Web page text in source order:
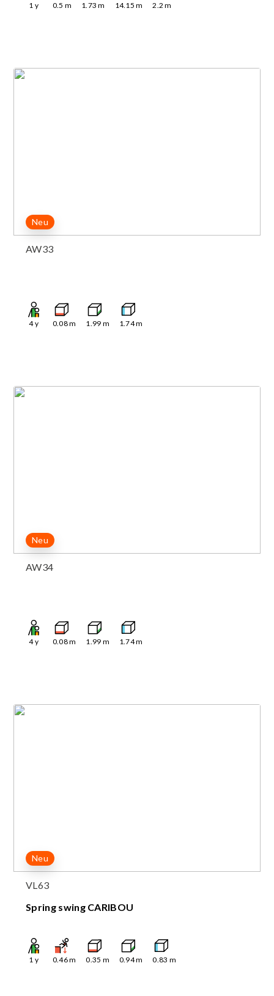
1 y 0.5 m 1.73 m 14.15 m 2.2 m
Neu
AW33
4y 0.08m 1.99 m 1.74m
Neu
AW34
4y 0.08m 1.99 m 1.74m
Neu
VL63
Spring swing CARIBOU
1 y 0.46m 0.35 m 0.94m 0.83 m